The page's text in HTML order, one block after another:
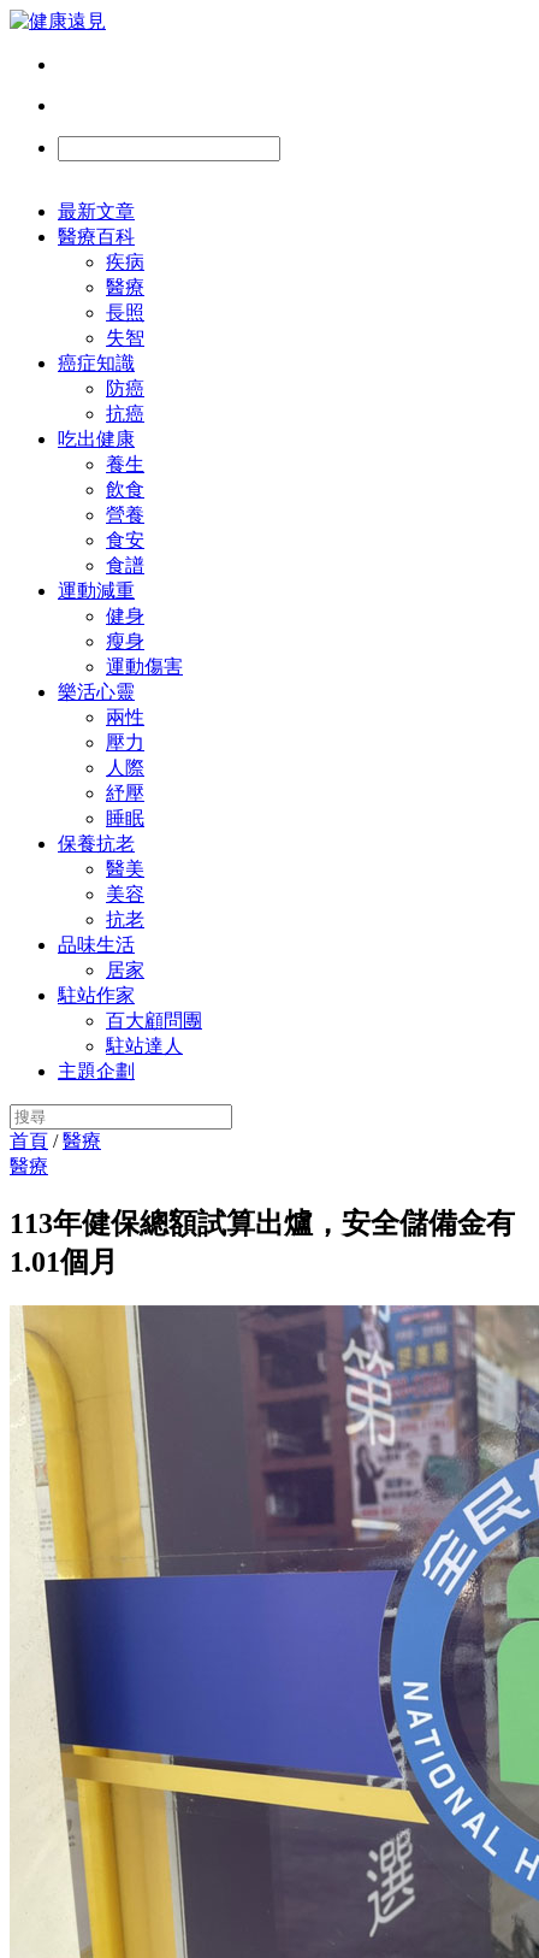
最新文章
醫療百科
疾病
醫療
長照
失智
癌症知識
防癌
抗癌
吃出健康
養生
飲食
營養
食安
食譜
運動減重
健身
瘦身
運動傷害
樂活心靈
兩性
壓力
人際
紓壓
睡眠
保養抗老
醫美
美容
抗老
品味生活
居家
駐站作家
百大顧問團
駐站達人
主題企劃
首頁 /醫療
醫療
113年健保總額試算出爐，安全儲備金有
1.01個月